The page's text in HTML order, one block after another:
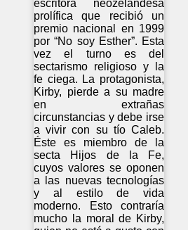
escritora neozelandesa
prolífica que recibió un
premio nacional en 1999
por “No soy Esther”. Esta
vez el turno es del
sectarismo religioso y la
fe ciega. La protagonista,
Kirby, pierde a su madre
en extrañas
circunstancias y debe irse
a vivir con su tío Caleb.
Éste es miembro de la
secta Hijos de la Fe,
cuyos valores se oponen
a las nuevas tecnologías
y al estilo de vida
moderno. Esto contraría
mucho la moral de Kirby,